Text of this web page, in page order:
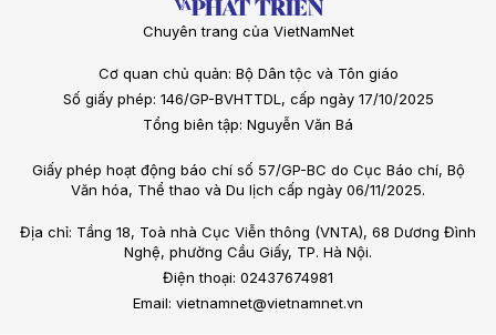
Chuyên trang của VietNamNet
Cơ quan chủ quản: Bộ Dân tộc và Tôn giáo
Số giấy phép: 146/GP-BVHTTDL, cấp ngày 17/10/2025
Tổng biên tập: Nguyễn Văn Bá
Giấy phép hoạt động báo chí số 57/GP-BC do Cục Báo chí, Bộ
Văn hóa, Thể thao và Du lịch cấp ngày 06/11/2025.
Địa chỉ: Tầng 18, Toà nhà Cục Viễn thông (VNTA), 68 Dương Đình
Nghệ, phường Cầu Giấy, TP. Hà Nội.
Điện thoại: 02437674981
Email: vietnamnet@vietnamnet.vn